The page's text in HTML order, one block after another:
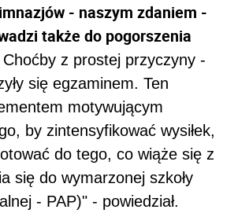
- naszym zdaniem -
także do pogorszenia
Choćby z prostej przyczyny -
się egzaminem. Ten
motywującym
by zintensyfikować wysiłek,
do tego, co wiąże się z
się do wymarzonej szkoły
- PAP)" - powiedział.